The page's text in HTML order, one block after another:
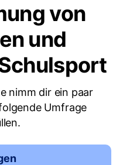
von
und
nimm dir ein paar
Umfrage